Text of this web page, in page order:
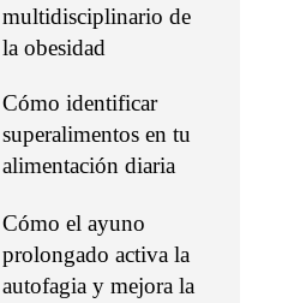
multidisciplinario de
la obesidad
Cómo identificar
superalimentos en tu
alimentación diaria
Cómo el ayuno
prolongado activa la
autofagia y mejora la